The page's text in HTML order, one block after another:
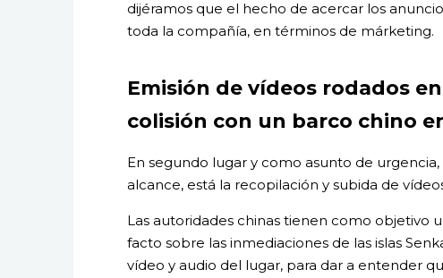
dijéramos que el hecho de acercar los
toda la compañía, en términos de márketing.
Emisión de vídeos rodados
colisión con un barco chino
En segundo lugar y como asunto de
alcance, está la recopilación y subida de
Las autoridades chinas tienen como objetivo
facto sobre las inmediaciones de las islas
vídeo y audio del lugar, para dar a entender